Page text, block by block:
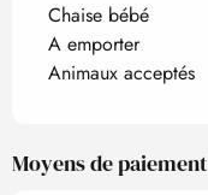
Chaise bébé
A emporter
Animaux acceptés
Moyens de paiement